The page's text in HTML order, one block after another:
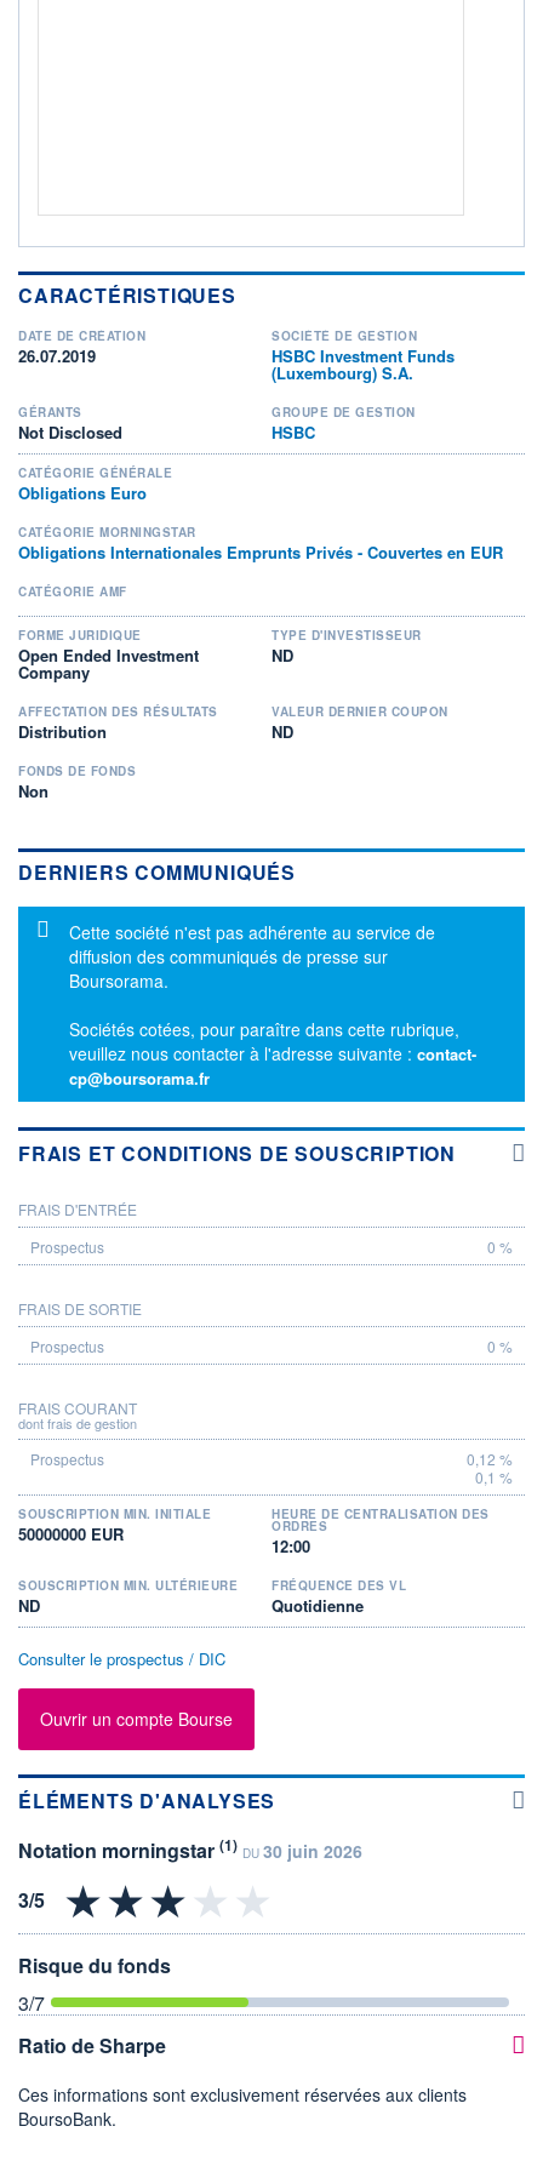
RISQUE DU FONDS (SRI)
3/7
CARACTÉRISTIQUES
DATE DE CRÉATION
26.07.2019
SOCIÉTÉ DE GESTION
HSBC Investment Funds
(Luxembourg) S.A.
GÉRANTS
Not Disclosed
GROUPE DE GESTION
HSBC
CATÉGORIE GÉNÉRALE
Obligations Euro
CATÉGORIE MORNINGSTAR
Obligations Internationales Emprunts Privés - Couvertes en EUR
CATÉGORIE AMF
FORME JURIDIQUE
Open Ended Investment
Company
TYPE D'INVESTISSEUR
ND
AFFECTATION DES RÉSULTATS
Distribution
VALEUR DERNIER COUPON
ND
FONDS DE FONDS
Non
DERNIERS COMMUNIQUÉS
Message d'information
Cette société n'est pas adhérente au service de
diffusion des communiqués de presse sur
Boursorama.
Sociétés cotées, pour paraître dans cette rubrique,
veuillez nous contacter à l'adresse suivante : contact-
cp@boursorama.fr
FRAIS ET CONDITIONS DE SOUSCRIPTION
PROSPECTUS
FRAIS D'ENTRÉE
0 %
FRAIS DE SORTIE
0 %
FRAIS COURANT
dont frais de gestion
0,12 %
0,1 %
SOUSCRIPTION MIN. INITIALE
50000000 EUR
HEURE DE CENTRALISATION DES
ORDRES
12:00
SOUSCRIPTION MIN. ULTÉRIEURE
ND
FRÉQUENCE DES VL
Quotidienne
Consulter le prospectus / DIC
Ouvrir un compte Bourse
ÉLÉMENTS D'ANALYSES
Notation morningstar (1) DU 30 juin 2026
Risque du fonds
3/7
Ratio de Sharpe
Ces informations sont exclusivement réservées aux clients
BoursoBank.